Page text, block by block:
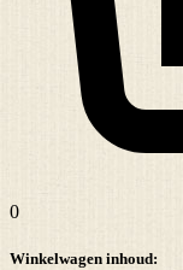
0
Winkelwagen inhoud: